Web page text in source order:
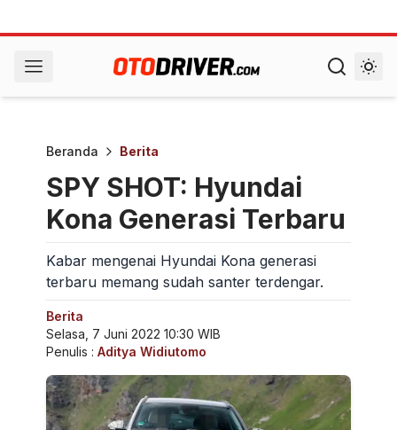
Beranda Berita
SPY SHOT: Hyundai
Kona Generasi Terbaru
Kabar mengenai Hyundai Kona generasi
terbaru memang sudah santer terdengar.
Berita
Selasa, 7 Juni 2022 10:30 WIB
Penulis : Aditya Widiutomo